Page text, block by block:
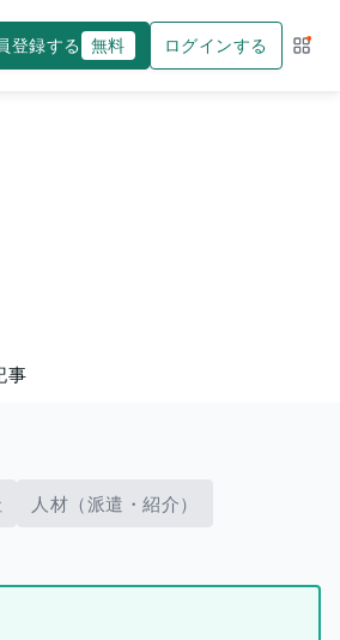
登録する 無料 ログインする サー
事
人材（派遣・紹介）